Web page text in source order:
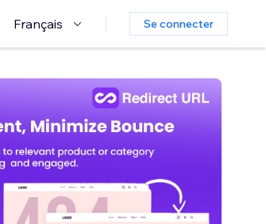
Français Se connecter